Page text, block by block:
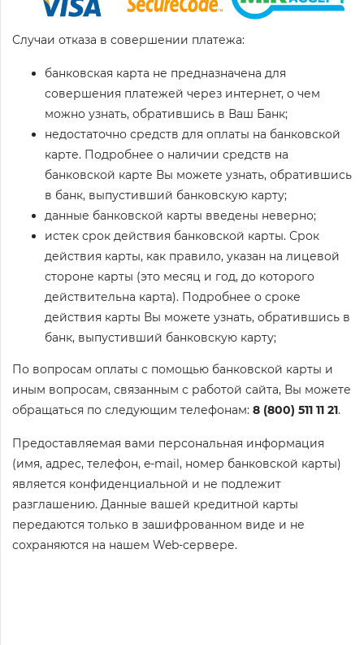
Случаи отказа в совершении платежа:
банковская карта не предназначена для
совершения платежей через интернет, о чем
можно узнать, обратившись в Ваш Банк;
недостаточно средств для оплаты на банковской
карте. Подробнее о наличии средств на
банковской карте Вы можете узнать, обратившись
в банк, выпустивший банковскую карту;
данные банковской карты введены неверно;
истек срок действия банковской карты. Срок
действия карты, как правило, указан на лицевой
стороне карты (это месяц и год, до которого
действительна карта). Подробнее о сроке
действия карты Вы можете узнать, обратившись в
банк, выпустивший банковскую карту;
По вопросам оплаты с помощью банковской карты и
иным вопросам, связанным с работой сайта, Вы можете
обращаться по следующим телефонам: 8 (800) 511 11 21.
Предоставляемая вами персональная информация
(имя, адрес, телефон, e-mail, номер банковской карты)
является конфиденциальной и не подлежит
разглашению. Данные вашей кредитной карты
передаются только в зашифрованном виде и не
сохраняются на нашем Web-сервере.